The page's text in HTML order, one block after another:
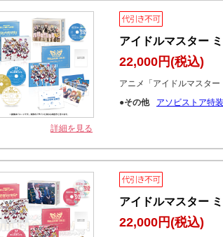
詳細を見る
アイドルマスター
22,000円(税込)
アニメ「アイドルマスタ
●その他
アソビストア特
アイドルマスター
22,000円(税込)